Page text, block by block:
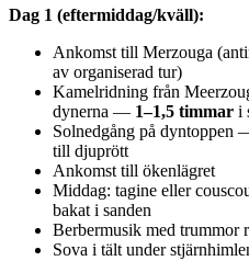
Dag 1 (eftermiddag/kväll):
Ankomst till Merzouga
av organiserad tur)
Kamelridning från
dynerna — 1–1,5 timmar i
Solnedgång på dyntoppen
till djuprött
Ankomst till ökenlägret
Middag: tagine eller
bakat i sanden
Berbermusik med trummor
Sova i tält under